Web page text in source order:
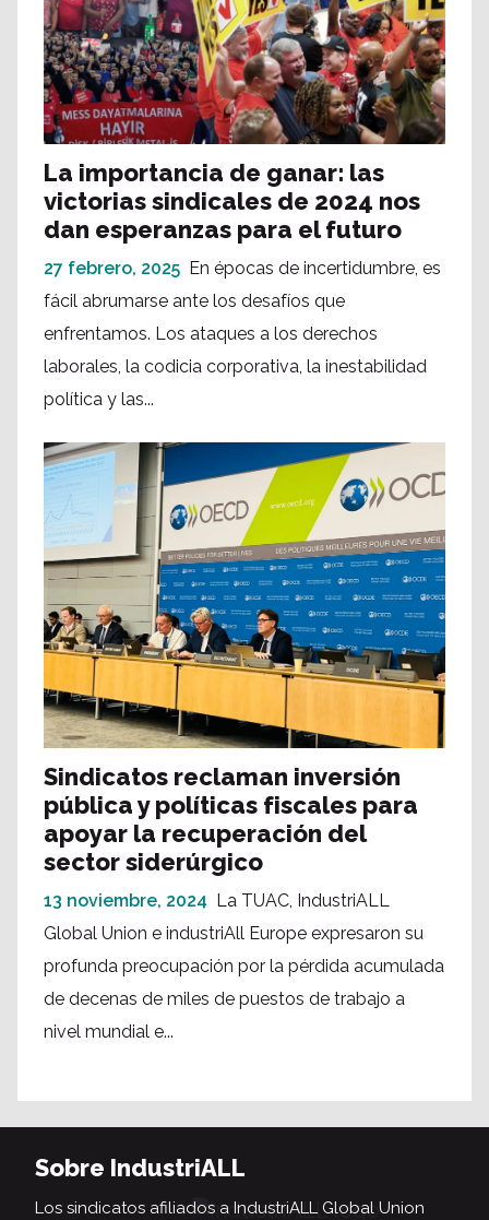
La importancia de ganar: las
victorias sindicales de 2024 nos
dan esperanzas para el futuro
27 febrero, 2025 En épocas de incertidumbre, es
fácil abrumarse ante los desafíos que
enfrentamos. Los ataques a los derechos
laborales, la codicia corporativa, la inestabilidad
política y las...
Sindicatos reclaman inversión
pública y políticas fiscales para
apoyar la recuperación del
sector siderúrgico
13 noviembre, 2024 La TUAC, IndustriALL
Global Union e industriAll Europe expresaron su
profunda preocupación por la pérdida acumulada
de decenas de miles de puestos de trabajo a
nivel mundial e...
Sobre IndustriALL
Los sindicatos afiliados a IndustriALL Global Union